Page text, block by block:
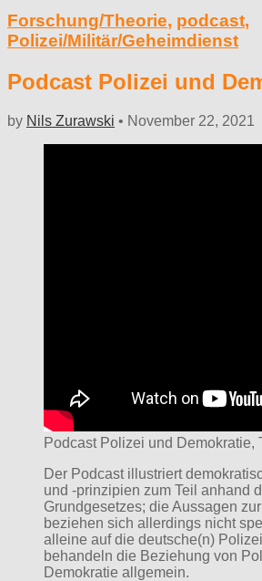
Forschung/Theorie, podcast,
Polizei/Militär/Geheimdienst
Podcast Polizei und
by Nils Zurawski • November 22, 2021
Podcast Polizei und Demokratie,
Der Podcast illustriert
und -prinzipien zum Teil anhand
Grundgesetzes; die Aussagen
beziehen sich allerdings nicht
alleine auf die deutsche(n)
behandeln die Beziehung von
Demokratie allgemein.